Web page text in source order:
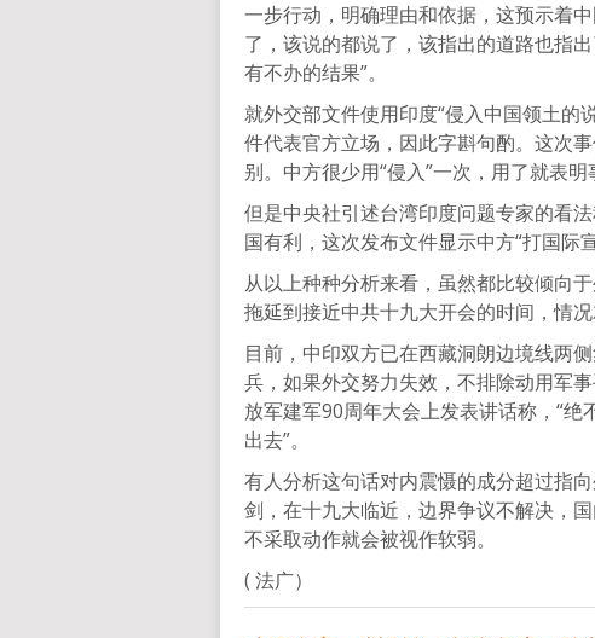
一步行动，明确理由和依据，这预示着
了，该说的都说了，该指出的道路也指
有不办的结果”。
就外交部文件使用印度“侵入中国领土的
件代表官方立场，因此字斟句酌。这次
别。中方很少用“侵入”一次，用了就表明
但是中央社引述台湾印度问题专家的看
国有利，这次发布文件显示中方“打国际
从以上种种分析来看，虽然都比较倾向
拖延到接近中共十九大开会的时间，情况
目前，中印双方已在西藏洞朗边境线两
兵，如果外交努力失效，不排除动用军
放军建军90周年大会上发表讲话称，“
出去”。
有人分析这句话对内震慑的成分超过指
剑，在十九大临近，边界争议不解决，
不采取动作就会被视作软弱。
( 法广）